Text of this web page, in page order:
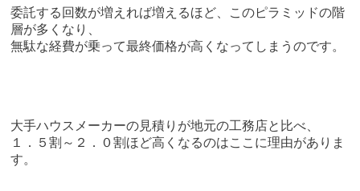
委託する回数が増えれば増えるほど、このピラミッドの階
層が多くなり、
無駄な経費が乗って最終価格が高くなってしまうのです。
大手ハウスメーカーの見積りが地元の工務店と比べ、
１．５割～２．０割ほど高くなるのはここに理由がありま
す。